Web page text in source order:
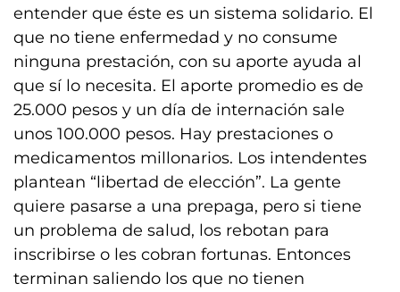
entender que éste es un sistema solidario. El
que no tiene enfermedad y no consume
ninguna prestación, con su aporte ayuda al
que sí lo necesita. El aporte promedio es de
25.000 pesos y un día de internación sale
unos 100.000 pesos. Hay prestaciones o
medicamentos millonarios. Los intendentes
plantean “libertad de elección”. La gente
quiere pasarse a una prepaga, pero si tiene
un problema de salud, los rebotan para
inscribirse o les cobran fortunas. Entonces
terminan saliendo los que no tienen